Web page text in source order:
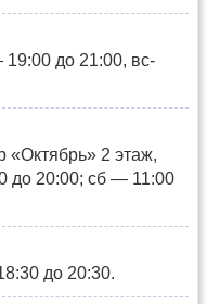
до 21:00, вс-
«Октябрь» 2 этаж,
до 20:00; сб — 11:00
до 20:30.